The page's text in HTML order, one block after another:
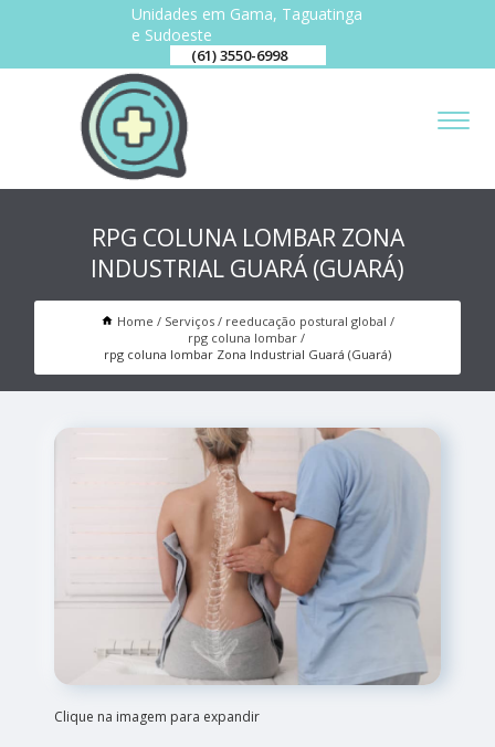
Unidades em Gama, Taguatinga
e Sudoeste
(61) 3550-6998
RPG COLUNA LOMBAR ZONA
INDUSTRIAL GUARÁ (GUARÁ)
Home Serviços
reeducação postural global
rpg coluna lombar
rpg coluna lombar Zona Industrial Guará (Guará)
Clique na imagem para expandir